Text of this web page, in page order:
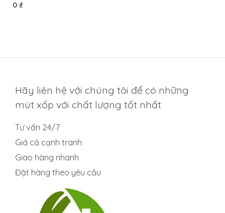
Được
0₫
Hãy liên hệ với chúng tôi để có những
mút xốp với chất lượng tốt nhất
Tư vấn 24/7
Giá cả cạnh tranh
Giao hàng nhanh
Đặt hàng theo yêu cầu